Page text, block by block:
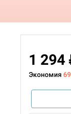
1 294
Экономия